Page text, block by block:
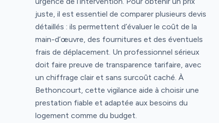
juste, il est essentiel de comparer plusieurs devis
détaillés : ils permettent d’évaluer le coût de la
main-d’œuvre, des fournitures et des éventuels
frais de déplacement. Un professionnel sérieux
doit faire preuve de transparence tarifaire, avec
un chiffrage clair et sans surcoût caché. À
Bethoncourt, cette vigilance aide à choisir une
prestation fiable et adaptée aux besoins du
logement comme du budget.